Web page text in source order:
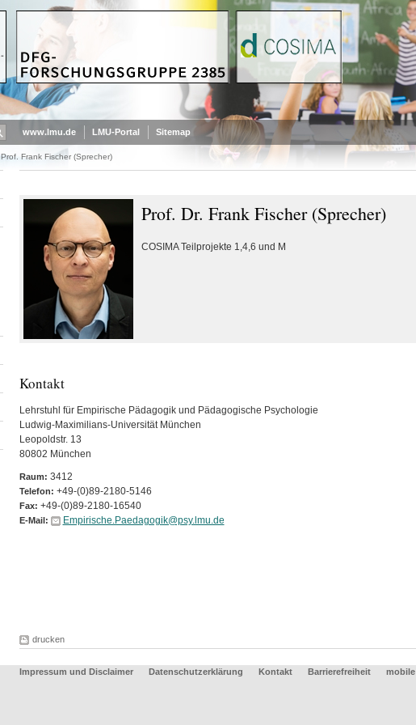
www.lmu.de LMU-Portal Sitemap
Prof. Frank Fischer (Sprecher)
Prof. Dr. Frank Fischer (Sprecher)
COSIMA Teilprojekte 1,4,6 und M
Kontakt
Lehrstuhl für Empirische Pädagogik und Pädagogische Psychologie
Ludwig-Maximilians-Universität München
Leopoldstr. 13
80802 München
Raum: 3412
Telefon: +49-(0)89-2180-5146
Fax: +49-(0)89-2180-16540
E-Mail: Empirische.Paedagogik@psy.lmu.de
drucken
Impressum und Disclaimer Datenschutzerklärung Kontakt Barrierefreiheit